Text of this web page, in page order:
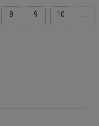
8 9 10 ...